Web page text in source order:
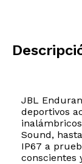
JBL
deportivos
Sound,
IP67 a
conscientes